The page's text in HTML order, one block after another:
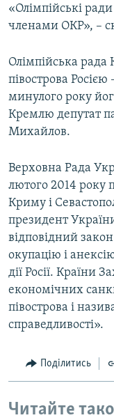
«Олімпійські
членами ОКР», –
Олімпійська рада
півострова
минулого року
Кремлю депутат
Михайлов.
Верховна Рада
лютого 2014 року
Криму і
президент
відповідний
окупацію і
дії Росії. Країни
економічних
півострова і
справедливості».
Поділитись
Читайте